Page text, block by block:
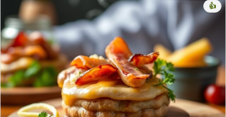
👍